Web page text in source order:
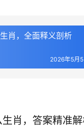
肖，全面释义剖析
2026年5月
肖，答案精准